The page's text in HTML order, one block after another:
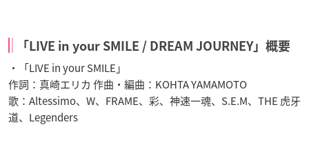
「LIVE in your SMILE / DREAM JOURNEY」概要
・「LIVE in your SMILE」
作詞：真崎エリカ 作曲・編曲：KOHTA YAMAMOTO
歌：Altessimo、W、FRAME、彩、神速一魂、S.E.M、THE 虎牙
道、Legenders